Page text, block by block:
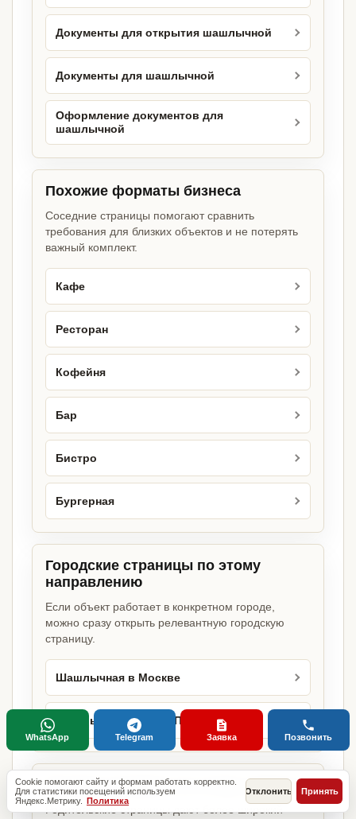
Документы для открытия шашлычной
Документы для шашлычной
Оформление документов для
шашлычной
Похожие форматы бизнеса
Соседние страницы помогают сравнить
требования для близких объектов и не потерять
важный комплект.
Кафе
Ресторан
Кофейня
Бар
Бистро
Бургерная
Городские страницы по этому
направлению
Если объект работает в конкретном городе,
можно сразу открыть релевантную городскую
страницу.
Шашлычная в Москве
Шашлычная в Санкт-Петербурге
Базовые разделы по этому запросу
Родительские страницы дают более широкий
Cookie помогают сайту и формам работать корректно.
Для статистики посещений используем
Яндекс.Метрику. Политика
Отклонить Принять
WhatsApp Telegram Заявка Позвонить